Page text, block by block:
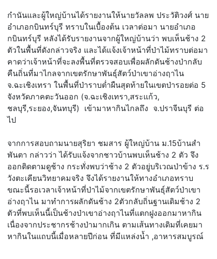
กำนันและผู้ใหญ่บ้านได้รายงานให้นายวัลลพ ประวัติวงศ์ นาย
อำเภอกบินทร์บุรี ทราบในเบื้องต้น เวลาต่อมา นายอำเภอ
กบินทร์บุรี หลังได้รับรายงานจากผู้ใหญ่บ้านว่า พบเห็นช้าง 2
ตัวในพื้นที่ดังกล่าวจริง และได้แจ้งเจ้าหน้าที่ป่าไม้ทราบต่อมา
คาดว่าเจ้าหน้าที่จะลงพื้นที่ตรวจสอบเพื่อผลักดันช้างป่ากลับ
คืนถิ่นที่มาไกลจากเขตรักษาพันธุ์สัตว์ป่าเขาอ่างฤาไน
จ.ฉะเชิงเทรา ในพื้นที่ป่าราบต่ำผืนสุดท้ายในเขตป่ารอยต่อ 5
จังหวัดภาคตะวันออก (จ.ฉะเชิงเทรา,สระแก้ว,
ชลบุรี,ระยอง,จันทบุรี) เข้ามาหากินไกลถึง จ.ปราจีนบุรี ต่อ
ไป
จากการสอบถามนายสุริยา ชมสาร ผู้ใหญ่บ้าน ม.15บ้านสำ
พันตา กล่าวว่า ได้รับแจ้งจากชาวบ้านพบเห็นช้าง 2 ตัว จึง
ออกติดตามดูช้าง กระทั่งพบว่าช้าง 2 ตัวอยู่บริเวณป่าข้าง ร.ร
วังตะเคียนวิทยาคมจริง จึงได้รายงานให้ทางอำเภอทราบ
ขณะนี้รอเวลาเจ้าหน้าที่ป่าไม้จากเขตรักษาพันธุ์สัตว์ป่าเขา
อ่างฤาไน มาทำการผลักดันช้าง 2ตัวกลับถิ่นฐานเดิมช้าง 2
ตัวที่พบเห็นนี้เป็นช้างป่าเขาอ่างฤาไนที่แตกฝูงออกมาหากิน
เนื่องจากประชากรช้างป่ามากเกิน ตามเส้นทางเดิมที่เคยมา
หากินในแถบนี้เมื่อหลายปีก่อน ที่มีแหล่งน้ำ ,อาหารสมบูรณ์